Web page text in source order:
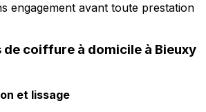
engagement avant toute prestation
coiffure à domicile à Bieuxy
et lissage